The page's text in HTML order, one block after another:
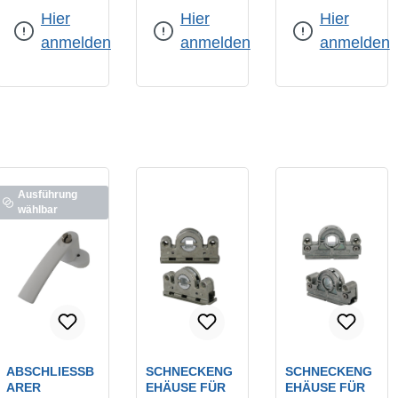
R NR.: 40140 W
EISS / MIT LO
SEM 7MM VI
Hier
anmelden
R / 7 MM V
IERKANT-S
TIFT: 38 MM S
FEST) / WEISS
Hier
anmelden
SERIE
"FAVORIT
TRIAL"
Hier
anmelden
Ausführung
wählbar
ABSCHLIESSBA
RER F
SCHNECKENG
EHÄUSE FÜR
SCHNECKENG
EHÄUSE FÜR